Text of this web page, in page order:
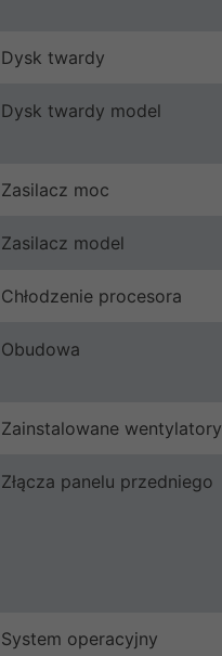
Dysk twardy
Dysk twardy model
Zasilacz moc
Zasilacz model
Chłodzenie procesora
Obudowa
Zainstalowane wentylatory
Złącza panelu przedniego
System operacyjny